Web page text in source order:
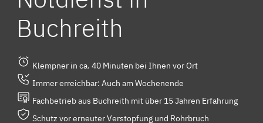
Buchreith
Klempner in ca. 40 Minuten bei Ihnen vor Ort
Immer erreichbar: Auch am Wochenende
Fachbetrieb aus Buchreith mit über 15 Jahren Erfahrung
Schutz vor erneuter Verstopfung und Rohrbruch